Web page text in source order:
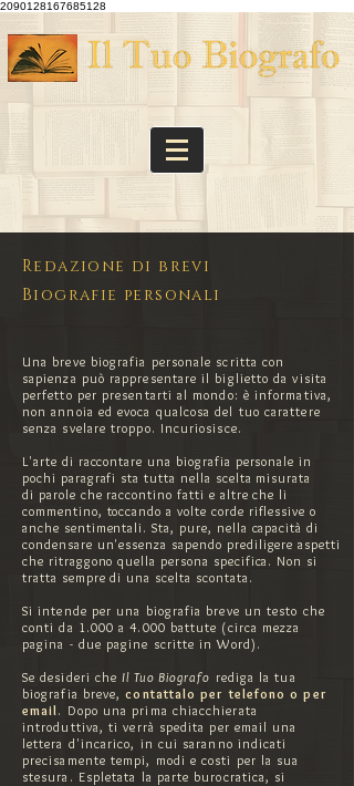
2090128167685128
Redazione di brevi
Biografie personali
Una breve biografia personale scritta con
sapienza può rappresentare il biglietto da visita
perfetto per presentarti al mondo: è informativa,
non annoia ed evoca qualcosa del tuo carattere
senza svelare troppo. Incuriosisce.
L'arte di raccontare una biografia personale in
pochi paragrafi sta tutta nella scelta misurata
di parole che raccontino fatti e altre che li
commentino, toccando a volte corde riflessive o
anche sentimentali. Sta, pure, nella capacità di
condensare un'essenza sapendo prediligere aspetti
che ritraggono quella persona specifica. Non si
tratta sempre di una scelta scontata.
Si intende per una biografia breve un testo che
conti da 1.000 a 4.000 battute (circa mezza
pagina - due pagine scritte in Word).
Se desideri cheIl Tuo Biografo rediga la tua
biografia breve,contattalo per telefono o per
email. Dopo una prima chiacchierata
introduttiva, ti verrà spedita per email una
lettera d'incarico, in cui saranno indicati
precisamente tempi, modi e costi per la sua
stesura. Espletata la parte burocratica, si